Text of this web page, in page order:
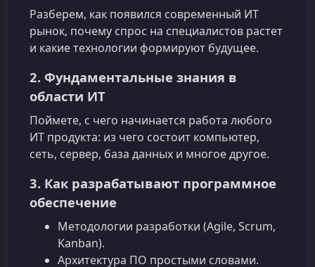
Разберем, как появился современный ИТ
рынок, почему спрос на специалистов растет
и какие технологии формируют будущее.
2. Фундаментальные знания в
области ИТ
Поймете, с чего начинается работа любого
ИТ продукта: из чего состоит компьютер,
сеть, сервер, база данных и многое другое.
3. Как разрабатывают программное
обеспечение
Методологии разработки (Agile, Scrum,
Kanban).
Архитектура ПО простыми словами.